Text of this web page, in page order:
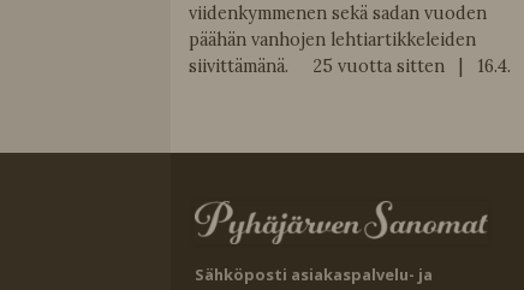
viidenkymmenen sekä sadan vuoden
päähän vanhojen lehtiartikkeleiden
siivittämänä. 25 vuotta sitten | 16.4.
Sähköposti asiakaspalvelu- ja